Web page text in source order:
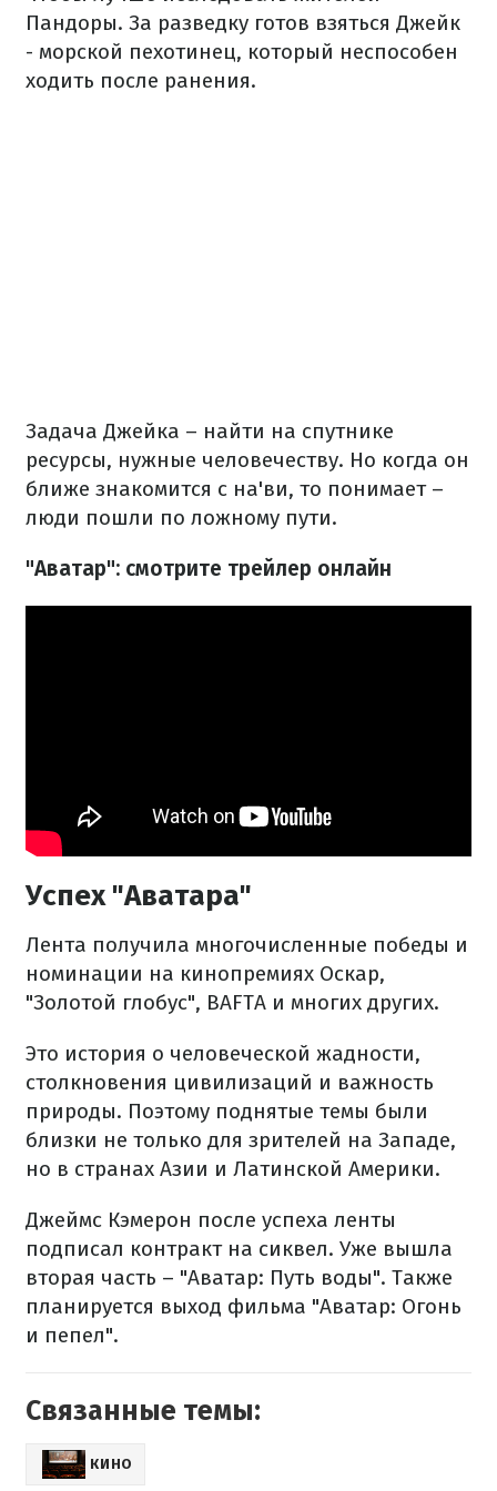
Пандоры. За разведку готов взяться Джейк
- морской пехотинец, который неспособен
ходить после ранения.
Задача Джейка – найти на спутнике
ресурсы, нужные человечеству. Но когда он
ближе знакомится с на'ви, то понимает –
люди пошли по ложному пути.
"Аватар": смотрите трейлер онлайн
Успех "Аватара"
Лента получила многочисленные победы и
номинации на кинопремиях Оскар,
"Золотой глобус", BAFTA и многих других.
Это история о человеческой жадности,
столкновения цивилизаций и важность
природы. Поэтому поднятые темы были
близки не только для зрителей на Западе,
но в странах Азии и Латинской Америки.
Джеймс Кэмерон после успеха ленты
подписал контракт на сиквел. Уже вышла
вторая часть – "Аватар: Путь воды". Также
планируется выход фильма "Аватар: Огонь
и пепел".
Связанные темы:
КИНО